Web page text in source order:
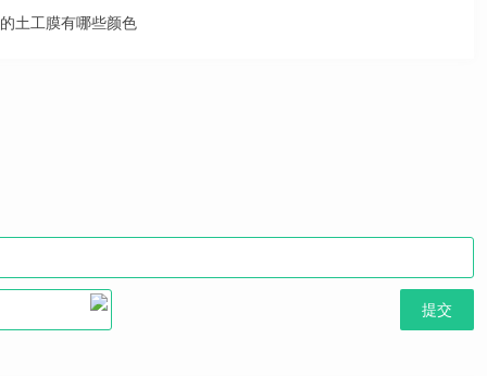
土工膜有哪些颜色